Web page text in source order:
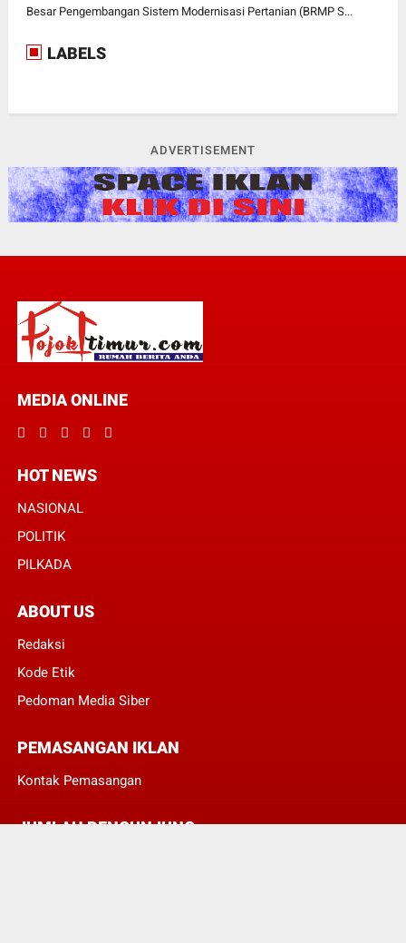
Besar Pengembangan Sistem Modernisasi Pertanian (BRMP S...
LABELS
ADVERTISEMENT
MEDIA ONLINE
HOT NEWS
NASIONAL
POLITIK
PILKADA
ABOUT US
Redaksi
Kode Etik
Pedoman Media Siber
PEMASANGAN IKLAN
Kontak Pemasangan
JUMLAH PENGUNJUNG